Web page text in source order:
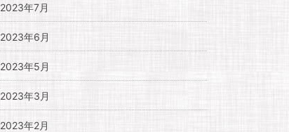
2023年7月
2023年6月
2023年5月
2023年3月
2023年2月